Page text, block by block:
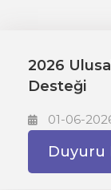
2026
Desteği
01-06-
Duyuru